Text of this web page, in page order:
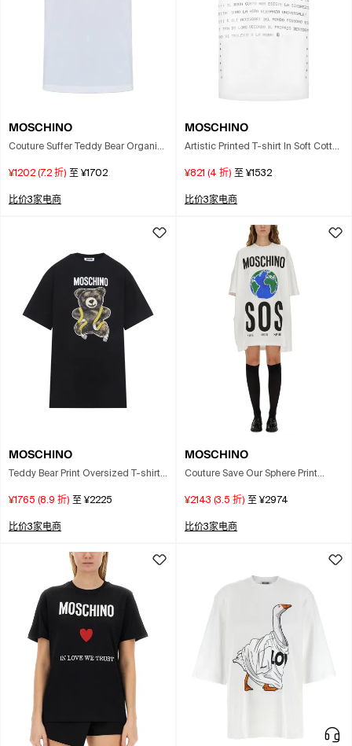
MOSCHINO
Couture Suffer Teddy Bear Organic
¥1202 (7.2 折) 至 ¥1702
比价3家电商
MOSCHINO
Artistic Printed T-shirt In Soft Cotton
¥821 (4 折) 至 ¥1532
比价3家电商
MOSCHINO
Teddy Bear Print Oversized T-shirt
¥1765 (8.9 折) 至 ¥2225
比价3家电商
MOSCHINO
Couture Save Our Sphere Print
¥2143 (3.5 折) 至 ¥2974
比价3家电商